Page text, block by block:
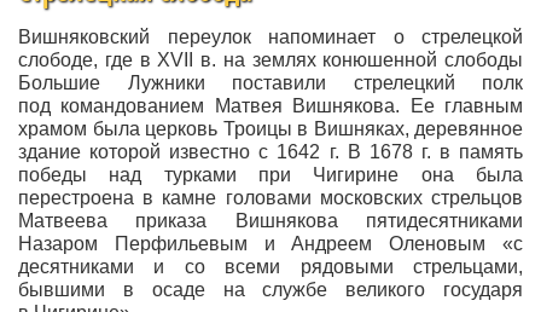
Вишняковский переулок напоминает о стрелецкой
слободе, где в XVII в. на землях конюшенной слободы
Большие Лужники поставили стрелецкий полк
под командованием Матвея Вишнякова. Ее главным
храмом была церковь Троицы в Вишняках, деревянное
здание которой известно с 1642 г. В 1678 г. в память
победы над турками при Чигирине она была
перестроена в камне головами московских стрельцов
Матвеева приказа Вишнякова пятидесятниками
Назаром Перфильевым и Андреем Оленовым «с
десятниками и со всеми рядовыми стрельцами,
бывшими в осаде на службе великого государя